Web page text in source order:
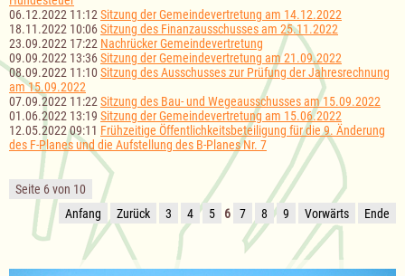
06.12.2022 11:12 Sitzung der Gemeindevertretung am 14.12.2022
18.11.2022 10:06Sitzung des Finanzausschusses am 25.11.2022
23.09.2022 17:22 Nachrücker Gemeindevertretung
09.09.2022 13:36Sitzung der Gemeindevertretung am 21.09.2022
08.09.2022 11:10 Sitzung des Ausschusses zur Prüfung der Jahresrechnung
am 15.09.2022
07.09.2022 11:22 Sitzung des Bau- und Wegeausschusses am 15.09.2022
01.06.2022 13:19 Sitzung der Gemeindevertretung am 15.06.2022
12.05.2022 09:11 Frühzeitige Öffentlichkeitsbeteiligung für die 9. Änderung
des F-Planes und die Aufstellung des B-Planes Nr. 7
Seite 6 von 10
Anfang
Zurück 3 4 5 6 7 8 9 Vorwärts Ende